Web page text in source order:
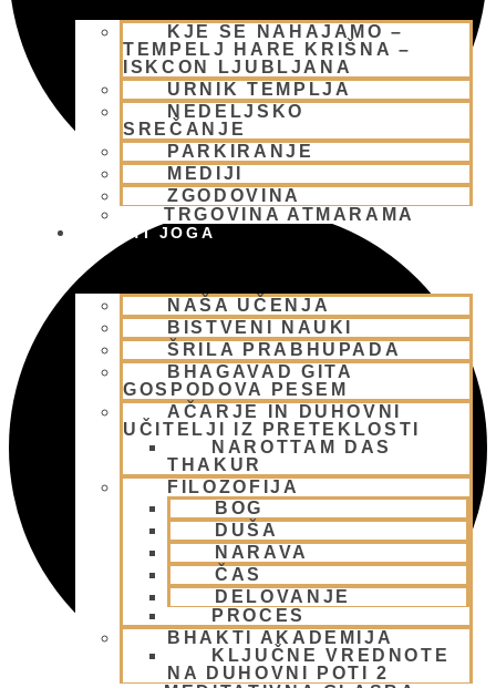
KJE SE NAHAJAMO –
TEMPELJ HARE KRIŠNA –
ISKCON LJUBLJANA
URNIK TEMPLJA
NEDELJSKO
SREČANJE
PARKIRANJE
MEDIJI
ZGODOVINA
TRGOVINA ATMARAMA
BHAKTI JOGA
NAŠA UČENJA
BISTVENI NAUKI
ŠRILA PRABHUPADA
BHAGAVAD GITA
GOSPODOVA PESEM
AČARJE IN DUHOVNI
UČITELJI IZ PRETEKLOSTI
NAROTTAM DAS
THAKUR
FILOZOFIJA
BOG
DUŠA
NARAVA
ČAS
DELOVANJE
PROCES
BHAKTI AKADEMIJA
KLJUČNE VREDNOTE
NA DUHOVNI POTI 2